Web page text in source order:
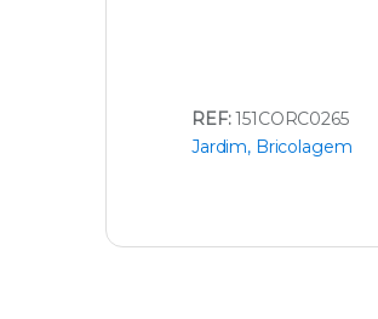
REF:151CORC0265
Jardim, Bricolagem